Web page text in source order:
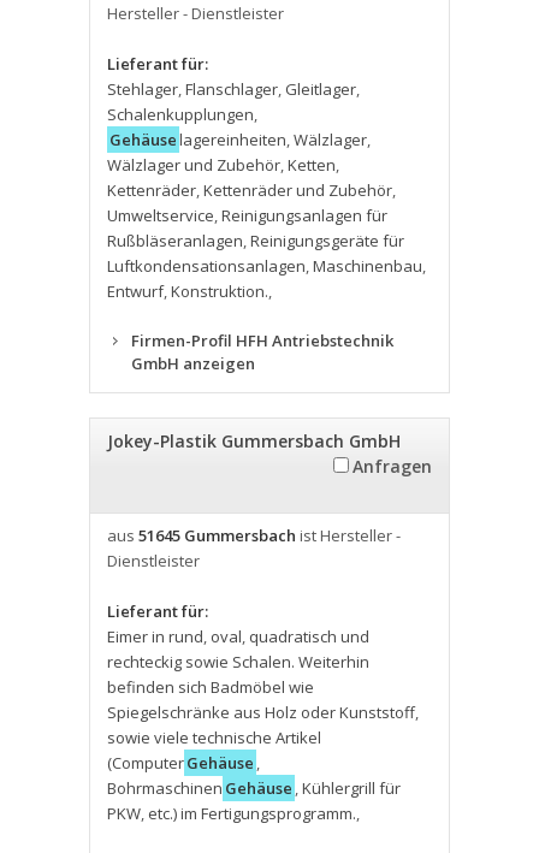
Hersteller - Dienstleister
Lieferant für:
Stehlager,Flanschlager, Gleitlager,
Schalenkupplungen,
Gehäuselagereinheiten,Wälzlager,
Wälzlager und Zubehör,Ketten,
Kettenräder,Kettenräder und Zubehör,
Umweltservice,Reinigungsanlagen für
Rußbläseranlagen,Reinigungsgeräte für
Luftkondensationsanlagen,Maschinenbau,
Entwurf,Konstruktion.,
Firmen-Profil HFH Antriebstechnik
GmbH anzeigen
Jokey-Plastik Gummersbach GmbH
Anfragen
aus 51645 Gummersbach ist Hersteller -
Dienstleister
Lieferant für:
Eimer in rund, oval, quadratisch und
rechteckig sowie Schalen. Weiterhin
befinden sich Badmöbel wie
Spiegelschränke aus Holz oder Kunststoff,
sowie viele technische Artikel
(ComputerGehäuse ,
Bohrmaschinen Gehäuse ,Kühlergrill für
PKW, etc.) im Fertigungsprogramm.,